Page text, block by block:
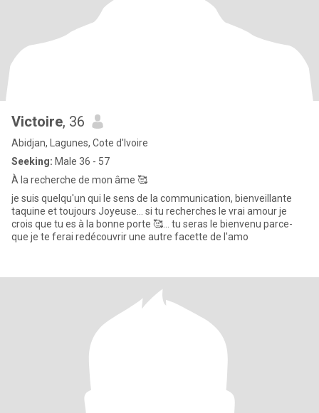
Victoire, 36
Abidjan, Lagunes, Cote d'Ivoire
Seeking: Male 36 - 57
À la recherche de mon âme 🥰
je suis quelqu'un qui le sens de la communication, bienveillante
taquine et toujours Joyeuse... si tu recherches le vrai amour je
crois que tu es à la bonne porte 🥰... tu seras le bienvenu parce-
que je te ferai redécouvrir une autre facette de l'amo